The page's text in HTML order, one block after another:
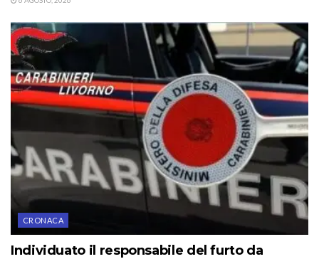
CRONACA
Individuato il responsabile del furto da